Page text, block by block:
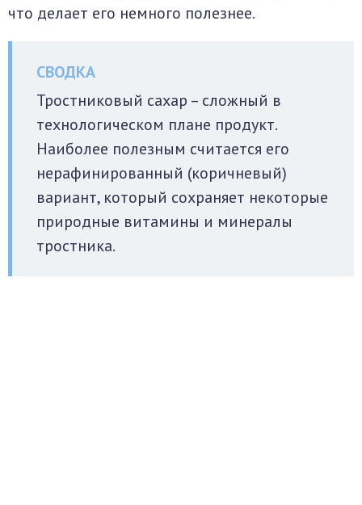
что делает его немного полезнее.
Тростниковый сахар – сложный в
технологическом плане продукт.
Наиболее полезным считается его
нерафинированный (коричневый)
вариант, который сохраняет некоторые
природные витамины и минералы
тростника.